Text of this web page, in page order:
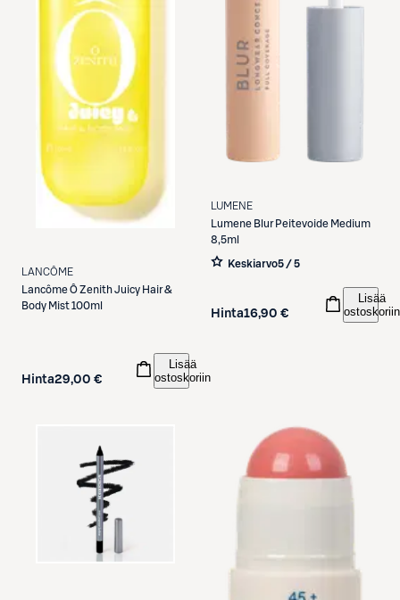
LANCÔME
LancômeÔ Zenith Juicy Hair &
Body Mist 100ml
Hinta29,00 €
Lisää
ostoskoriin
LUMENE
Lumene Blur Peitevoide Medium
8,5ml
Keskiarvo5 / 5
Hinta16,90 €
Lisää
ostoskoriin